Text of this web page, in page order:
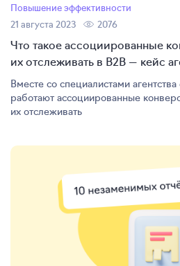
Повышение эффективности
21 августа 2023
2076
Что такое ассоциированные
их отслеживать в B2B — кейс
Вместе со специалистами
работают ассоциированные
их отслеживать